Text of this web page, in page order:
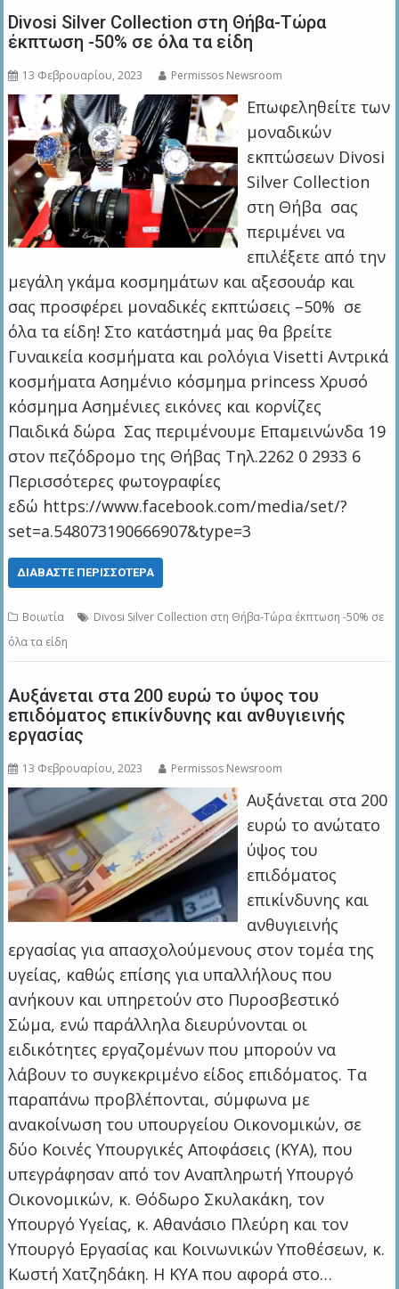
Divosi Silver Collection στη Θήβα-Τώρα
έκπτωση -50% σε όλα τα είδη
13 Φεβρουαρίου, 2023 Permissos Newsroom
Επωφεληθείτε των
μοναδικών
εκπτώσεων Divosi
Silver Collection
στη Θήβα σας
περιμένει να
επιλέξετε από την
μεγάλη γκάμα κοσμημάτων και αξεσουάρ και
σας προσφέρει μοναδικές εκπτώσεις –50% σε
όλα τα είδη! Στο κατάστημά μας θα βρείτε
Γυναικεία κοσμήματα και ρολόγια Visetti Αντρικά
κοσμήματα Ασημένιο κόσμημα princess Xρυσό
κόσμημα Ασημένιες εικόνες και κορνίζες
Παιδικά δώρα Σας περιμένουμε Επαμεινώνδα 19
στον πεζόδρομο της Θήβας Τηλ.2262 0 2933 6
Περισσότερες φωτογραφίες
εδώ https://www.facebook.com/media/set/?
set=a.548073190666907&type=3
ΔΙΑΒΆΣΤΕ ΠΕΡΙΣΣΌΤΕΡΑ
Βοιωτία
Divosi Silver Collection στη Θήβα-Τώρα έκπτωση -50% σε
όλα τα είδη
Αυξάνεται στα 200 ευρώ το ύψος του
επιδόματος επικίνδυνης και ανθυγιεινής
εργασίας
13 Φεβρουαρίου, 2023 Permissos Newsroom
Αυξάνεται στα 200
ευρώ το ανώτατο
ύψος του
επιδόματος
επικίνδυνης και
ανθυγιεινής
εργασίας για απασχολούμενους στον τομέα της
υγείας, καθώς επίσης για υπαλλήλους που
ανήκουν και υπηρετούν στο Πυροσβεστικό
Σώμα, ενώ παράλληλα διευρύνονται οι
ειδικότητες εργαζομένων που μπορούν να
λάβουν το συγκεκριμένο είδος επιδόματος. Τα
παραπάνω προβλέπονται, σύμφωνα με
ανακοίνωση του υπουργείου Οικονομικών, σε
δύο Κοινές Υπουργικές Αποφάσεις (ΚΥΑ), που
υπεγράφησαν από τον Αναπληρωτή Υπουργό
Οικονομικών, κ. Θόδωρο Σκυλακάκη, τον
Υπουργό Υγείας, κ. Αθανάσιο Πλεύρη και τον
Υπουργό Εργασίας και Κοινωνικών Υποθέσεων, κ.
Κωστή Χατζηδάκη. Η ΚΥΑ που αφορά στο…